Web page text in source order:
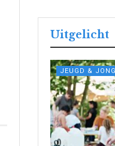
Uitgelicht
JEUGD &